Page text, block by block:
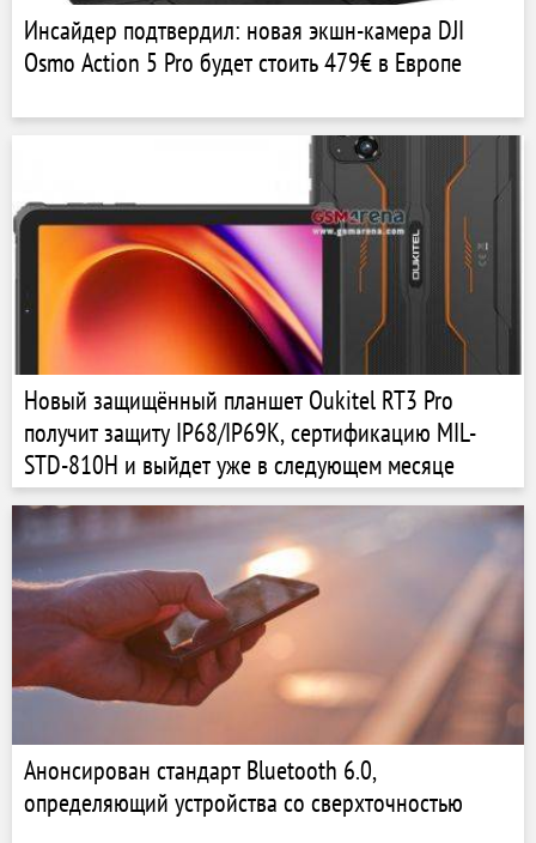
Инсайдер подтвердил: новая экшн-камера DJI
Osmo Action 5 Pro будет стоить 479€ в Европе
Новый защищённый планшет Oukitel RT3 Pro
получит защиту IP68/IP69K, сертификацию MIL-
STD-810H и выйдет уже в следующем месяце
Анонсирован стандарт Bluetooth 6.0,
определяющий устройства со сверхточностью